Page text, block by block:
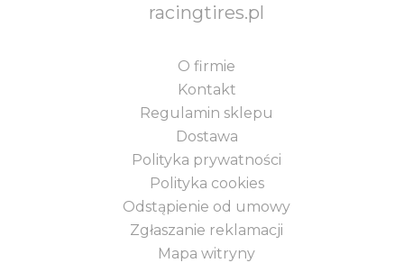
racingtires.pl
O firmie
Kontakt
Regulamin sklepu
Dostawa
Polityka prywatności
Polityka cookies
Odstąpienie od umowy
Zgłaszanie reklamacji
Mapa witryny